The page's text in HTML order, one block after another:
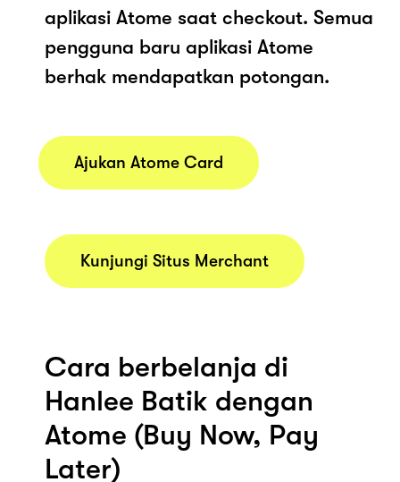
aplikasi Atome saat checkout. Semua
pengguna baru aplikasi Atome
berhak mendapatkan potongan.
Ajukan Atome Card
Kunjungi Situs Merchant
Cara berbelanja di
Hanlee Batik dengan
Atome (Buy Now, Pay
Later)